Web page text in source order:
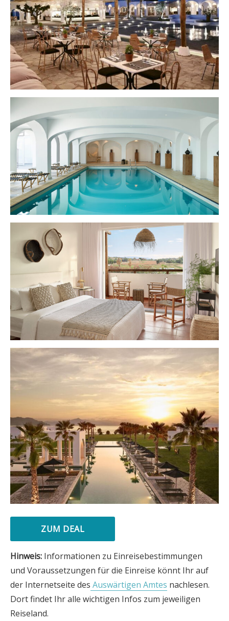
ZUM DEAL
Hinweis: Informationen zu Einreisebestimmungen
und Voraussetzungen für die Einreise könnt Ihr auf
der Internetseite des Auswärtigen Amtes nachlesen.
Dort findet Ihr alle wichtigen Infos zum jeweiligen
Reiseland.